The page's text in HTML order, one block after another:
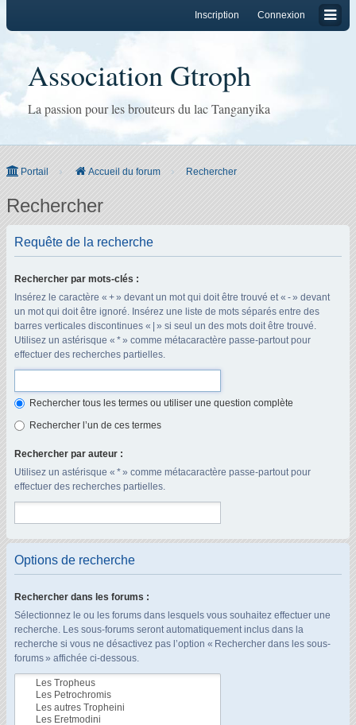
Connexion
Inscription
Association Gtroph
La passion pour les brouteurs du lac Tanganyika
Portail Accueil du forum Rechercher
Rechercher
Requête de la recherche
Rechercher par mots-clés :
Insérez le caractère « + » devant un mot qui doit être trouvé et « - » devant
un mot qui doit être ignoré. Insérez une liste de mots séparés entre des
barres verticales discontinues « | » si seul un des mots doit être trouvé.
Utilisez un astérisque « * » comme métacaractère passe-partout pour
effectuer des recherches partielles.
Rechercher tous les termes ou utiliser une question complète
Rechercher l’un de ces termes
Rechercher par auteur :
Utilisez un astérisque « * » comme métacaractère passe-partout pour
effectuer des recherches partielles.
Options de recherche
Rechercher dans les forums :
Sélectionnez le ou les forums dans lesquels vous souhaitez effectuer une
recherche. Les sous-forums seront automatiquement inclus dans la
recherche si vous ne désactivez pas l’option « Rechercher dans les sous-
forums » affichée ci-dessous.